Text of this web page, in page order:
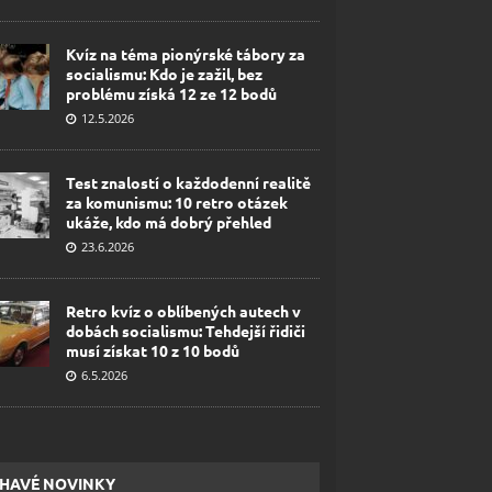
Kvíz na téma pionýrské tábory za
socialismu: Kdo je zažil, bez
problému získá 12 ze 12 bodů
12.5.2026
Test znalostí o každodenní realitě
za komunismu: 10 retro otázek
ukáže, kdo má dobrý přehled
23.6.2026
Retro kvíz o oblíbených autech v
dobách socialismu: Tehdejší řidiči
musí získat 10 z 10 bodů
6.5.2026
NOVINKY